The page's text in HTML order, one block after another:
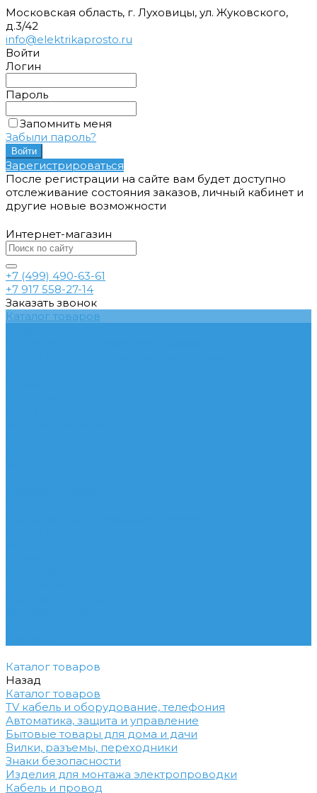
Московская область, г. Луховицы, ул. Жуковского,
д.3/42
info@elektrikaprosto.ru
Войти
Логин
Пароль
Запомнить меня
Забыли пароль?
Зарегистрироваться
После регистрации на сайте вам будет доступно
отслеживание состояния заказов, личный кабинет и
другие новые возможности
Интернет-магазин
+7 (499) 490-63-61
+7 917 558-27-14
Заказать звонок
Каталог товаров
Каталог товаров
Назад
Каталог товаров
TV кабель и оборудование, телефония
Автоматика, защита и управление
Бытовые товары для дома и дачи
Вилки, разъемы, переходники
Знаки безопасности
Изделия для монтажа электропроводки
Кабель и провод